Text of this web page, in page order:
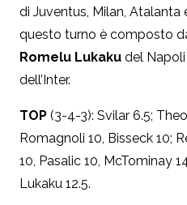
di Juventus, Milan, Atalanta
questo turno è composto
Romelu Lukaku del
dell’Inter.
TOP (3-4-3): Svilar 6.5;
Romagnoli 10, Bisseck 10;
10, Pasalic 10, McTominay
Lukaku 12.5.